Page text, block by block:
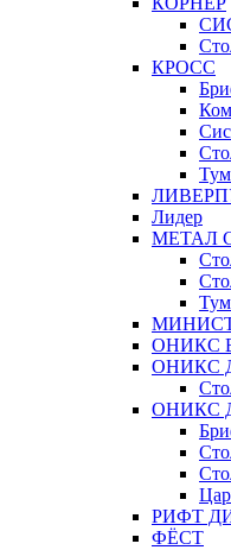
КРОСС
Лидер
МЕТАЛ
ОНИКС
ОНИКС
ОНИКС
РИФТ
ФЁСТ